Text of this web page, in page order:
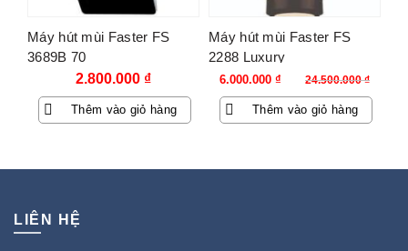
Máy hút mùi Faster FS
3689B 70
2.800.000 ₫
Thêm vào giỏ hàng
Máy hút mùi Faster FS
2288 Luxury
24.500.000₫
Giá
gốc
là:
6.000.000 ₫
Giá
hiện
tại
Thêm vào giỏ hàng
LIÊN HỆ